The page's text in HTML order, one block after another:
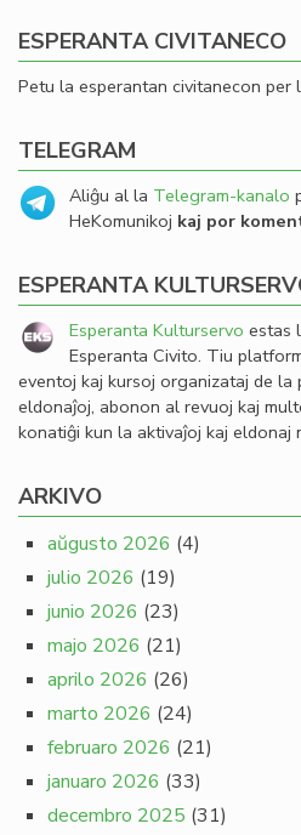
ESPERANTA CIVITANECO
Petu la esperantan civitanecon per
TELEGRAM
Aliĝu al la Telegram-kanalo
HeKomunikoj kaj por
ESPERANTA
Esperanta Kulturservo estas
Esperanta Civito. Tiu
eventoj kaj kursoj organizataj de
eldonaĵoj, abonon al revuoj kaj
konatiĝi kun la aktivaĵoj kaj eldonaj
ARKIVO
aŭgusto 2026 (4)
julio 2026 (19)
junio 2026 (23)
majo 2026 (21)
aprilo 2026 (26)
marto 2026 (24)
februaro 2026 (21)
januaro 2026 (33)
decembro 2025 (31)